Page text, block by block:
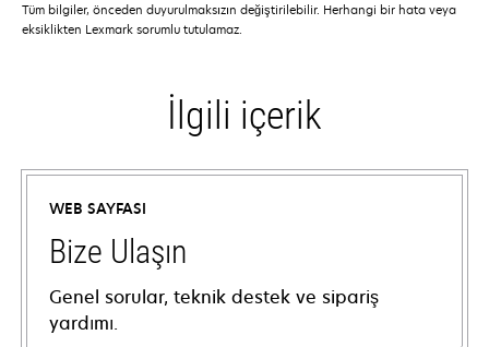
Tüm bilgiler, önceden duyurulmaksızın değiştirilebilir. Herhangi bir hata veya
eksiklikten Lexmark sorumlu tutulamaz.
İlgili içerik
WEB SAYFASI
Bize Ulaşın
Genel sorular, teknik destek ve sipariş
yardımı.